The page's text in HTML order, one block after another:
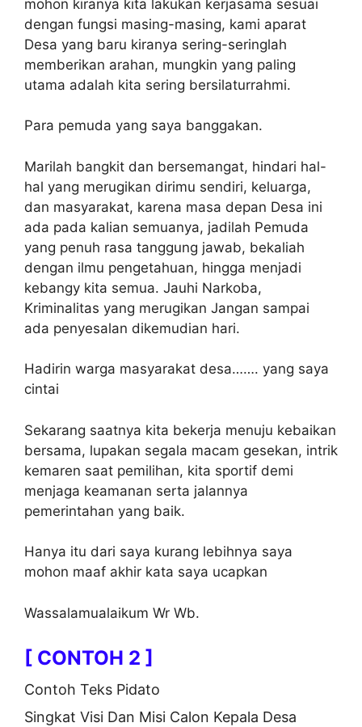
mohon kiranya kita lakukan kerjasama sesuai
dengan fungsi masing-masing, kami aparat
Desa yang baru kiranya sering-seringlah
memberikan arahan, mungkin yang paling
utama adalah kita sering bersilaturrahmi.
Para pemuda yang saya banggakan.
Marilah bangkit dan bersemangat, hindari hal-
hal yang merugikan dirimu sendiri, keluarga,
dan masyarakat, karena masa depan Desa ini
ada pada kalian semuanya, jadilah Pemuda
yang penuh rasa tanggung jawab, bekaliah
dengan ilmu pengetahuan, hingga menjadi
kebangy kita semua. Jauhi Narkoba,
Kriminalitas yang merugikan Jangan sampai
ada penyesalan dikemudian hari.
Hadirin warga masyarakat desa……. yang saya
cintai
Sekarang saatnya kita bekerja menuju kebaikan
bersama, lupakan segala macam gesekan, intrik
kemaren saat pemilihan, kita sportif demi
menjaga keamanan serta jalannya
pemerintahan yang baik.
Hanya itu dari saya kurang lebihnya saya
mohon maaf akhir kata saya ucapkan
Wassalamualaikum Wr Wb.
[ CONTOH 2 ]
Contoh Teks Pidato
Singkat Visi Dan Misi Calon Kepala Desa